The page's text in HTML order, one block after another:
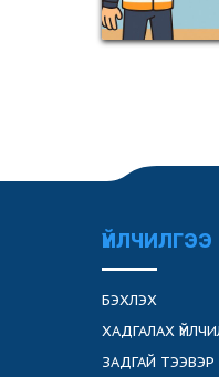
ҮЙЛЧИЛГЭЭ
БЭХЛЭХ
ХАДГАЛАХ
ЗАДГАЙ ТЭЭВЭР